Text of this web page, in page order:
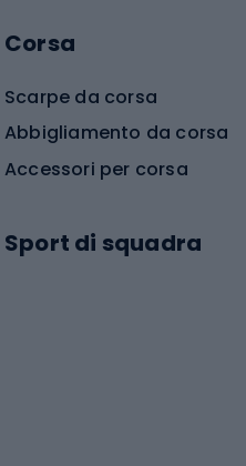
Corsa
Scarpe da corsa
Abbigliamento da corsa
Accessori per corsa
Sport di squadra